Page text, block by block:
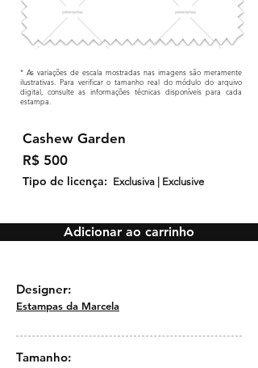
* As variações de escala mostradas nas imagens são meramente
ilustrativas. Para verificar o tamanho real do módulo do arquivo
digital, consulte as informações técnicas disponíveis para cada
estampa.
Cashew Garden
R$ 500
Tipo de licença: Exclusiva | Exclusive
Adicionar ao carrinho
Designer:
Estampas da Marcela
Tamanho: